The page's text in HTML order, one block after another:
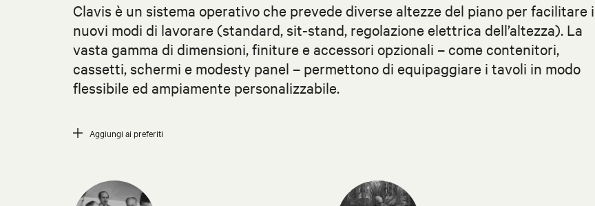
Clavis è un sistema operativo che prevede diverse altezze del piano per facilitare i
nuovi modi di lavorare (standard, sit-stand, regolazione elettrica dell’altezza). La
vasta gamma di dimensioni, finiture e accessori opzionali – come contenitori,
cassetti, schermi e modesty panel – permettono di equipaggiare i tavoli in modo
flessibile ed ampiamente personalizzabile.
Aggiungi ai preferiti